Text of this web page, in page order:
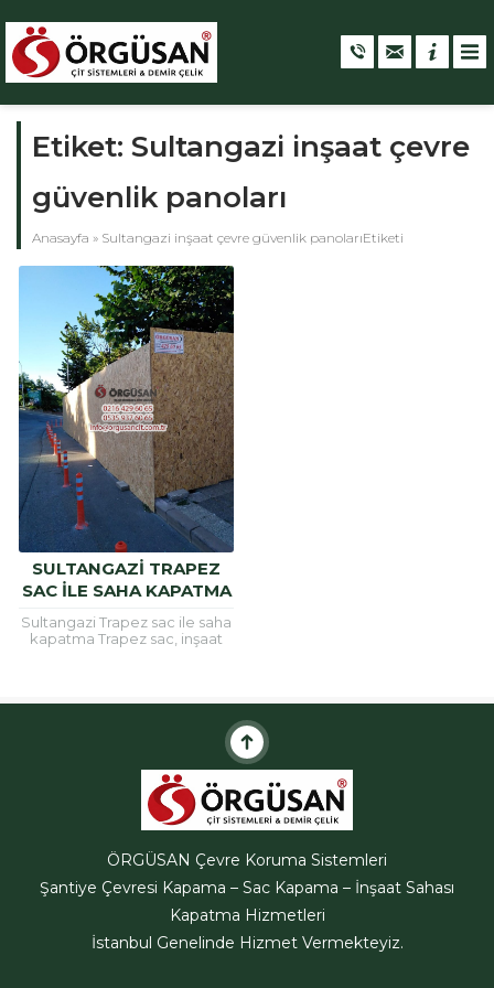
Etiket: Sultangazi inşaat çevre
güvenlik panoları
Anasayfa » Sultangazi inşaat çevre güvenlik panolarıEtiketi
SULTANGAZI TRAPEZ
SAC ILE SAHA KAPATMA
Sultangazi Trapez sac ile saha
kapatma Trapez sac, inşaat
kullanılan bir
ÖRGÜSAN Teklif Hattı
ÖRGÜSAN Çevre Koruma Sistemleri
Şantiye Çevresi Kapama – Sac Kapama – İnşaat Sahası
Kapatma Hizmetleri
İstanbul Genelinde Hizmet Vermekteyiz.